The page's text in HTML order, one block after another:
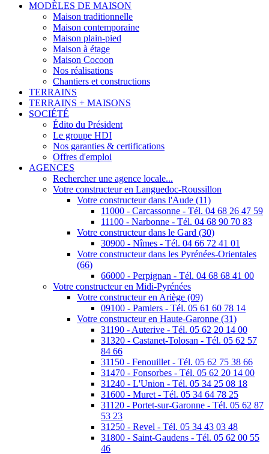
MODÈLES DE MAISON
Maison traditionnelle
Maison contemporaine
Maison plain-pied
Maison à étage
Maison Cocoon
Nos réalisations
Chantiers et constructions
TERRAINS
TERRAINS + MAISONS
SOCIÉTÉ
Édito du Président
Le groupe HDI
Nos garanties & certifications
Offres d'emploi
AGENCES
Rechercher une agence locale...
Votre constructeur en Languedoc-Roussillon
Votre constructeur dans l'Aude (11)
11000 - Carcassonne - Tél. 04 68 26 47 59
11100 - Narbonne - Tél. 04 68 90 70 83
Votre constructeur dans le Gard (30)
30900 - Nîmes - Tél. 04 66 72 41 01
Votre constructeur dans les Pyrénées-Orientales
(66)
66000 - Perpignan - Tél. 04 68 68 41 00
Votre constructeur en Midi-Pyrénées
Votre constructeur en Ariège (09)
09100 - Pamiers - Tél. 05 61 60 78 14
Votre constructeur en Haute-Garonne (31)
31190 - Auterive - Tél. 05 62 20 14 00
31320 - Castanet-Tolosan - Tél. 05 62 57
84 66
31150 - Fenouillet - Tél. 05 62 75 38 66
31470 - Fonsorbes - Tél. 05 62 20 14 00
31240 - L'Union - Tél. 05 34 25 08 18
31600 - Muret - Tél. 05 34 64 78 25
31120 - Portet-sur-Garonne - Tél. 05 62 87
53 23
31250 - Revel - Tél. 05 34 43 03 48
31800 - Saint-Gaudens - Tél. 05 62 00 55
46